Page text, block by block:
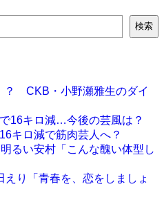
検索
？ CKB・小野瀬雅生のダイ
16キロ減…今後の芸風は？
キロ減で筋肉芸人へ？
るい安村「こんな醜い体型し
り「青春を、恋をしましょ